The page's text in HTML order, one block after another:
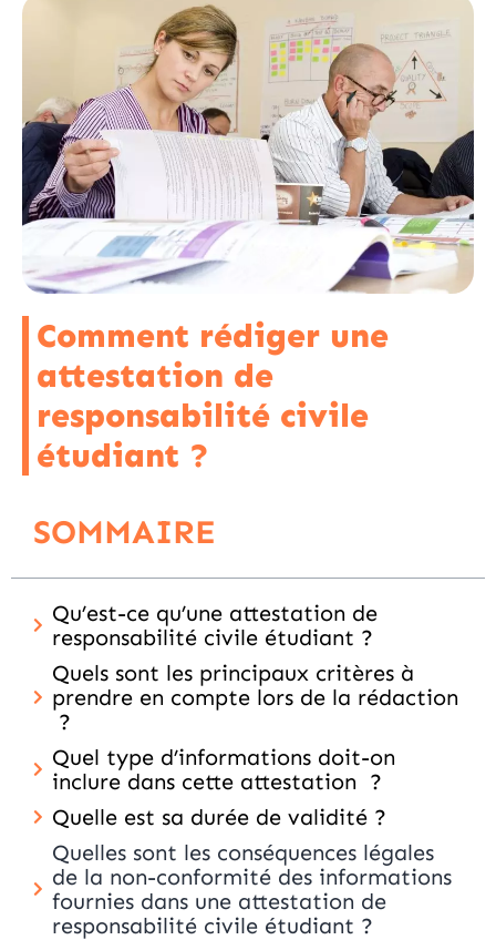
Comment rédiger une
attestation de
responsabilité civile
étudiant ?
SOMMAIRE
Qu’est-ce qu’une attestation de
responsabilité civile étudiant ?
Quels sont les principaux critères à
prendre en compte lors de la rédaction
?
Quel type d’informations doit-on
inclure dans cette attestation ?
Quelle est sa durée de validité ?
Quelles sont les conséquences légales
de la non-conformité des informations
fournies dans une attestation de
responsabilité civile étudiant ?